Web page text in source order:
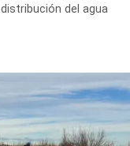
del agua